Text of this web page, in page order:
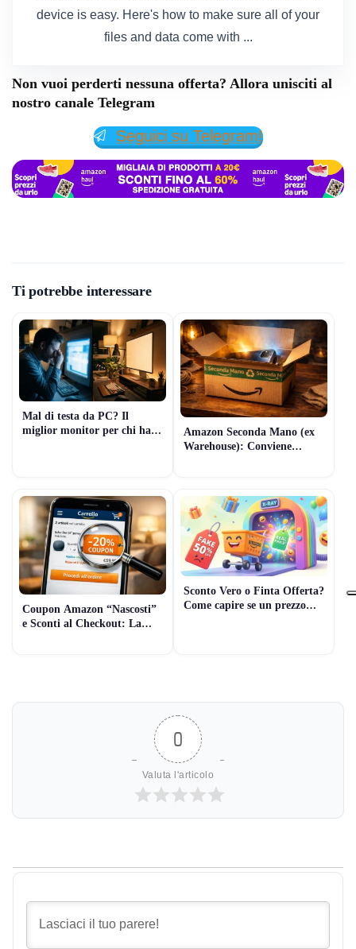
device is easy. Here's how to make sure all of your
files and data come with ...
Non vuoi perderti nessuna offerta? Allora unisciti al
nostro canale Telegram
Seguici su Telegram!
Ti potrebbe interessare
Mal di testa da PC? Il
miglior monitor per chi ha
Amazon Seconda Mano (ex
Warehouse): Conviene
Coupon Amazon “Nascosti”
e Sconti al Checkout: La
Sconto Vero o Finta Offerta?
Come capire se un prezzo
0
Valuta l'articolo